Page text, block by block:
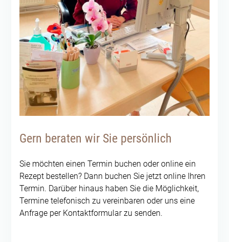
Gern beraten wir Sie persönlich
Sie möchten einen Termin buchen oder online ein
Rezept bestellen? Dann buchen Sie jetzt online Ihren
Termin. Darüber hinaus haben Sie die Möglichkeit,
Termine telefonisch zu vereinbaren oder uns eine
Anfrage per Kontaktformular zu senden.